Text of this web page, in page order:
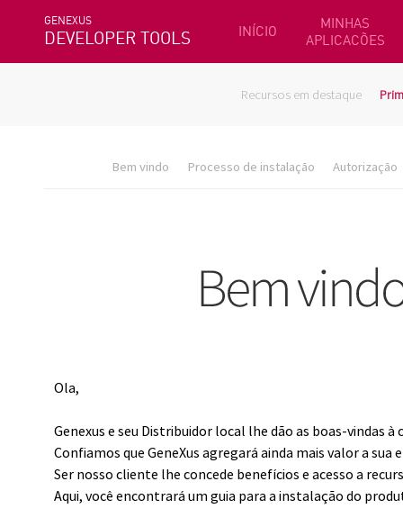
GENEXUS
DEVELOPER TOOLS INÍCIO
MINHAS
APLICACÕES
Recursos em destaque
Bem vindo Processo de instalação Autorização
Ola,
Genexus e seu Distribuidor local lhe dão as boas-vindas à
Confiamos que GeneXus agregará ainda mais valor a
Ser nosso cliente lhe concede benefícios e acesso a
Aqui, você encontrará um guia para a instalação do